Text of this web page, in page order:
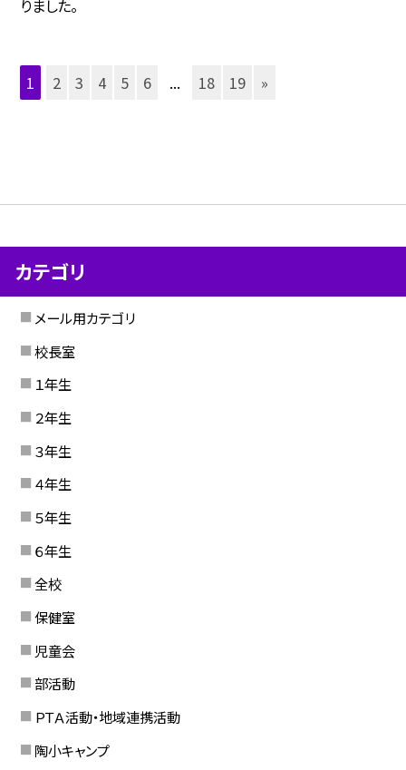
りました。
1 2 3 4 5 6 ... 18 19 »
カテゴリ
メール用カテゴリ
校長室
１年生
２年生
３年生
４年生
５年生
６年生
全校
保健室
児童会
部活動
ＰＴＡ活動・地域連携活動
陶小キャンプ